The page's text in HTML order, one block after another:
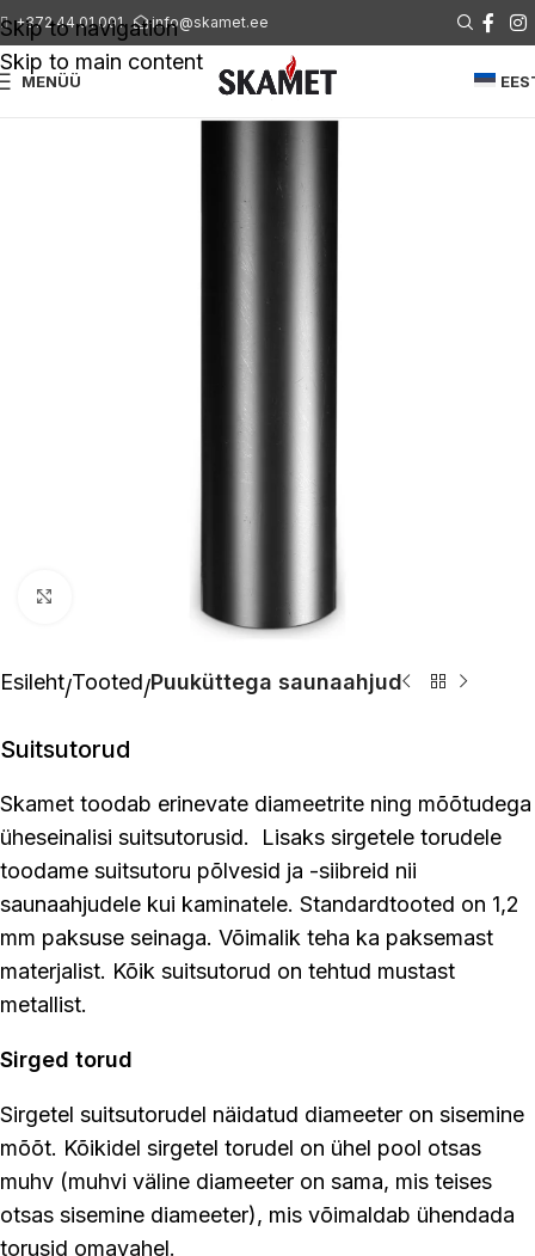
Skip to navigation
Skip to main content
+372 44 01 001 info@skamet.ee
MENÜÜ
Esileht Tooted Puuküttega saunaahjud
Suitsutorud
Skamet toodab erinevate diameetrite ning mõõtudega
üheseinalisi suitsutorusid. Lisaks sirgetele torudele
toodame suitsutoru põlvesid ja -siibreid nii
saunaahjudele kui kaminatele. Standardtooted on 1,2
mm paksuse seinaga. Võimalik teha ka paksemast
materjalist. Kõik suitsutorud on tehtud mustast
metallist.
Sirged torud
Sirgetel suitsutorudel näidatud diameeter on sisemine
mõõt. Kõikidel sirgetel torudel on ühel pool otsas
muhv (muhvi väline diameeter on sama, mis teises
otsas sisemine diameeter), mis võimaldab ühendada
torusid omavahel.